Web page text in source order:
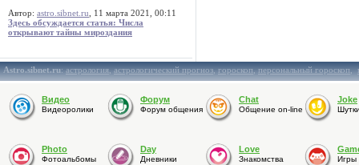
Автор: astro.sibnet.ru , 11 марта 2021, 00:11
Здесь обсуждается статья: Числа
открывают тайны мироздания
Astro.sibnet.ru:астрология,астрологический прогноз,гороскоп,персональный гороскоп,
Видео
Видеоролики
Форум
Форум общения
Chat
Общение on-line
Joke
Photo
Фотоальбомы
Day
Дневники
Love
Знакомства Игры